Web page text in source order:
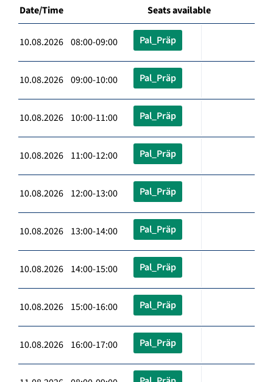
Date/Time Seats available
10.08.2026 08:00-09:00 Pal_Präp
10.08.2026 09:00-10:00 Pal_Präp
10.08.2026 10:00-11:00 Pal_Präp
10.08.2026 11:00-12:00 Pal_Präp
10.08.2026 12:00-13:00 Pal_Präp
10.08.2026 13:00-14:00 Pal_Präp
10.08.2026 14:00-15:00 Pal_Präp
10.08.2026 15:00-16:00 Pal_Präp
10.08.2026 16:00-17:00 Pal_Präp